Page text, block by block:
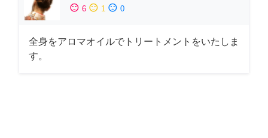
sentiment_satisfied 6 sentiment_neutral 1 sentiment_dissatisfied 0
全身をアロマオイルでトリートメントをいたしま
す。